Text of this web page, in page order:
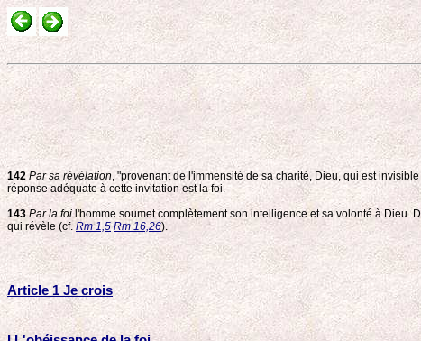
142 Par sa révélation, "provenant de l'immensité de sa charité, Dieu, qui est
réponse adéquate à cette invitation est la foi.
143 Par la foil'homme soumet complètement son intelligence et sa volonté à Dieu.
qui révèle (cf. Rm 1,5 Rm 16,26).
Article 1 Je crois